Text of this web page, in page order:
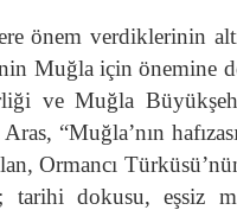
önem verdiklerinin
Muğla için önemine
ve Muğla
“Muğla’nın
Ormancı Türküsü’nün
tarihi dokusu, eşsiz